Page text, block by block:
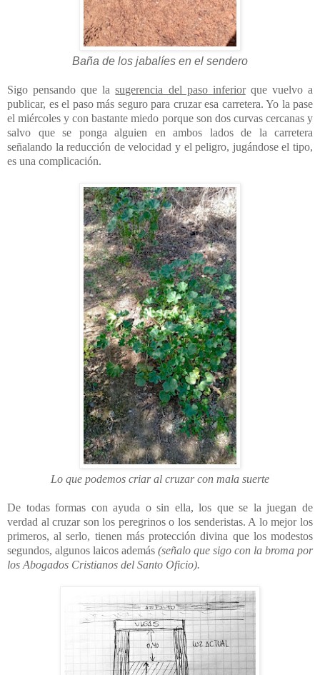
Baña de los jabalíes en el sendero
Sigo pensando que lasugerencia del paso inferiorque vuelvo a
publicar, es el paso más seguro para cruzar esa carretera. Yo la pase
el miércoles y con bastante miedo porque son dos curvas cercanas y
salvo que se ponga alguien en ambos lados de la carretera
señalando la reducción de velocidad y el peligro, jugándose el tipo,
es una complicación.
Lo que podemos criar al cruzar con mala suerte
De todas formas con ayuda o sin ella, los que se la juegan de
verdad al cruzar son los peregrinos o los senderistas. A lo mejor los
primeros, al serlo, tienen más protección divina que los modestos
segundos, algunos laicos además (señalo que sigo con la broma por
los Abogados Cristianos del Santo Oficio).